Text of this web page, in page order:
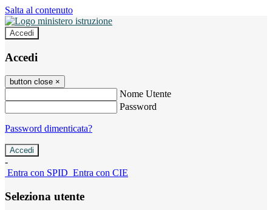
Salta al contenuto
Accedi
Accedi
button close ×
Nome Utente
Password
Password dimenticata?
-
Entra con SPID Entra con CIE
Seleziona utente